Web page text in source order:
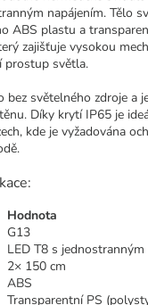
napájením. Tělo
ABS plastu a
zajišťuje vysokou
prostup světla.
bez světelného zdroje a
Díky krytí IP65 je
kde je vyžadována
Hodnota
G13
LED T8 s jednostranným
2× 150 cm
ABS
Transparentní PS